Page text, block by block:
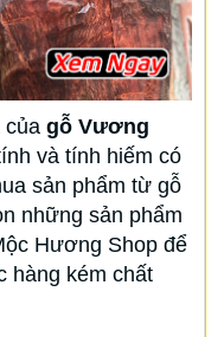
của gỗ Vương
và tính hiếm có
sản phẩm từ gỗ
những sản phẩm
Hương Shop để
hàng kém chất